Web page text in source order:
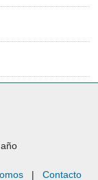
| Contacto